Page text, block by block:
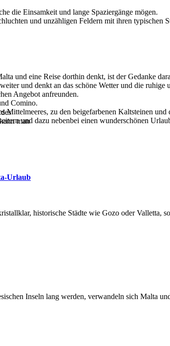
man
die Einsamkeit und lange Spaziergänge mögen.
und unzähligen Feldern mit ihren typischen
und eine Reise dorthin denkt, ist der Gedanke
und denkt an das schöne Wetter und die
Angebot anfreunden.
Comino.
Mittelmeeres, zu den beigefarbenen Kaltsteinen
und dazu nebenbei einen wunderschönen
Urlaub
historische Städte wie Gozo oder Valletta,
Inseln lang werden, verwandeln sich Malta